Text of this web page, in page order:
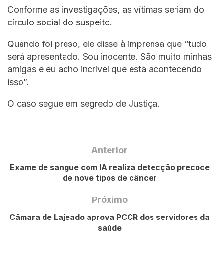
Conforme as investigações, as vítimas seriam do
círculo social do suspeito.
Quando foi preso, ele disse à imprensa que “tudo
será apresentado. Sou inocente. São muito minhas
amigas e eu acho incrível que está acontecendo
isso”.
O caso segue em segredo de Justiça.
Anterior
Exame de sangue com IA realiza detecção precoce
de nove tipos de câncer
Próximo
Câmara de Lajeado aprova PCCR dos servidores da
saúde